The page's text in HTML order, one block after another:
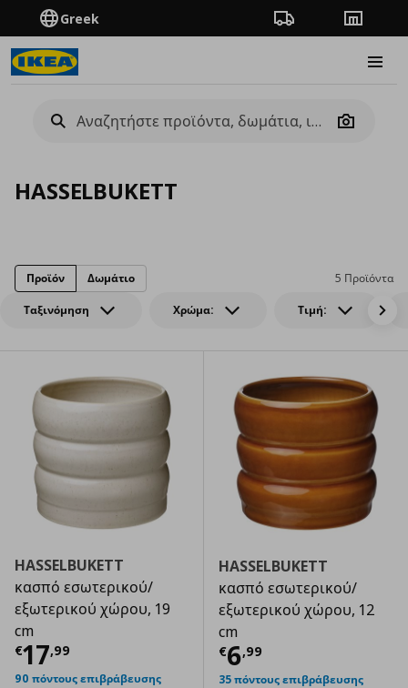
Greek Πορεία παραγγελίας
Camera
HASSELBUKETT
Ταξινόμηση Χρώμα: Τιμή:
5 Προϊόντα
Προϊόν Δωμάτιο
HASSELBUKETT
κασπό εσωτερικού/
εξωτερικού χώρου, 19
cm
€17,99
Τρέχουσα τιμή € 17,99
90 πόντους επιβράβευσης
HASSELBUKETT
κασπό εσωτερικού/
εξωτερικού χώρου, 12
cm
€6,99
Τρέχουσα
35 πόντους επιβράβευσης